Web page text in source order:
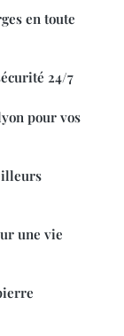
en toute
24/7
pour vos
une vie